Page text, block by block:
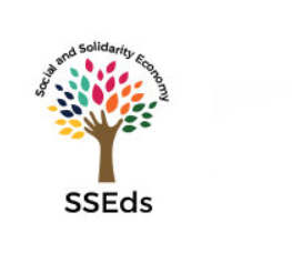
SSEd’s
Community